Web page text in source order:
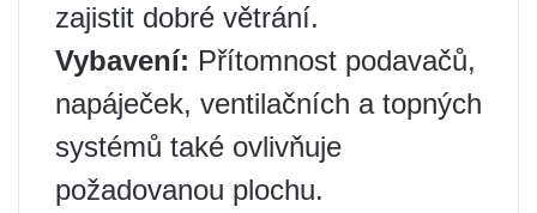
zajistit dobré větrání.
Vybavení: Přítomnost podavačů,
napáječek, ventilačních a topných
systémů také ovlivňuje
požadovanou plochu.